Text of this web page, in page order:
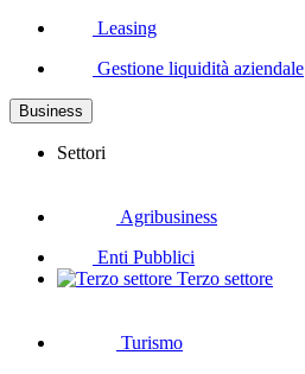
Leasing
Gestione liquidità aziendale
Business
Settori
Agribusiness
Enti Pubblici
Terzo settore
Turismo